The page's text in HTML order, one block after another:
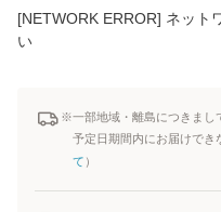
[NETWORK ERROR] ネット
い
※一部地域・離島につきまし
予定日期間内にお届けでき
て ）